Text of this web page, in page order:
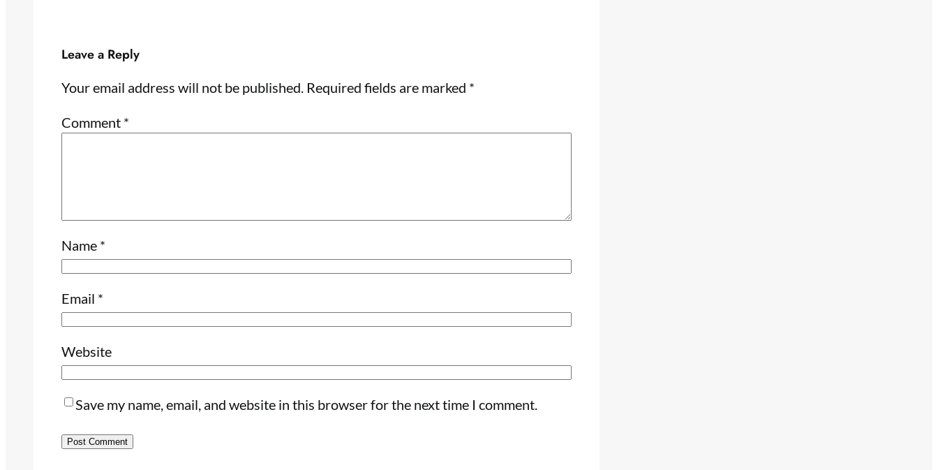
Leave a Reply
Your email address will not be published. Required fields are marked *
Comment *
Name *
Email *
Website
Save my name, email, and website in this browser for the next time I comment.